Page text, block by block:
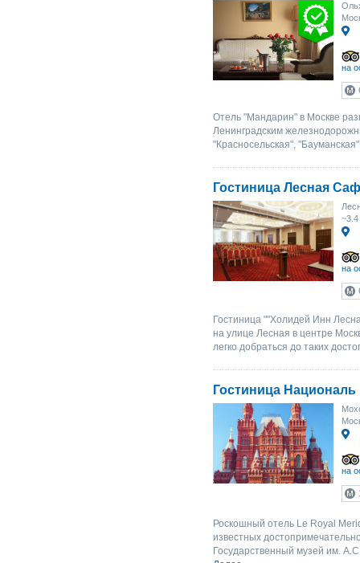
на
Отель "Мандарин" в Москве
Ленинградским
"Красносельская",
Гостиница Лесная
на
Гостиница ""Холидей Инн
на улице Лесная в центре
легко добраться до таких
Гостиница Националь
на
Роскошный отель Le Royal
известных
Государственный музей им.